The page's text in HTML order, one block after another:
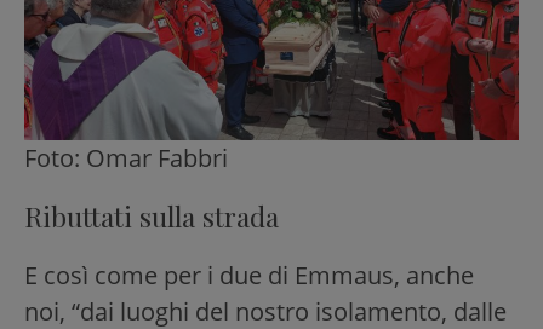
Foto: Omar Fabbri
Ributtati sulla strada
E così come per i due di Emmaus, anche
noi, “dai luoghi del nostro isolamento, dalle